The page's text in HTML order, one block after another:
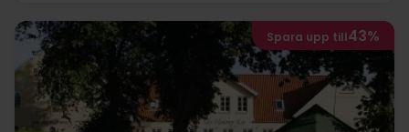
Spara upp till43%